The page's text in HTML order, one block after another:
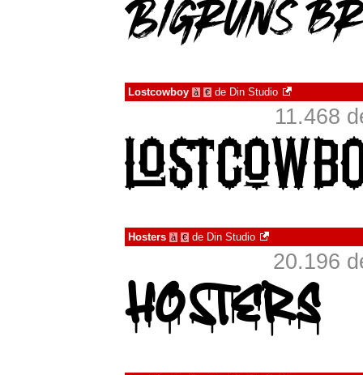
Lostcowboy à € de Din Studio
11.468
Hosters à € de Din Studio
20.196